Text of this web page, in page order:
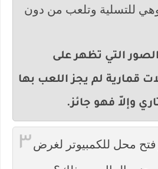
للتسلية وتلعب من دون
التي تظهر على
قمارية لم يجز اللعب بها
وإلاّ فهو جائز.
٣محل للكمبيوتر لغرض